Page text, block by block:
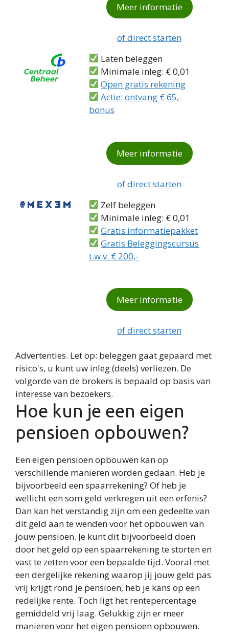
Meer informatie
of direct starten
Laten beleggen
Minimale inleg: € 0,01
Open gratis rekening
Actie: ontvang € 65,-
bonus
Meer informatie
of direct starten
Zelf beleggen
Minimale inleg: € 0,01
Gratis informatiepakket
Gratis Beleggingscursus
t.w.v. € 200,-
Meer informatie
of direct starten
Advertenties. Let op: beleggen gaat gepaard met
risico's, u kunt uw inleg (deels) verliezen. De
volgorde van de brokers is bepaald op basis van
interesse van bezoekers.
Hoe kun je een eigen
pensioen opbouwen?
Een eigen pensioen opbouwen kan op
verschillende manieren worden gedaan. Heb je
bijvoorbeeld een spaarrekening? Of heb je
wellicht een som geld verkregen uit een erfenis?
Dan kan het verstandig zijn om een gedeelte van
dit geld aan te wenden voor het opbouwen van
jouw pensioen. Je kunt dit bijvoorbeeld doen
door het geld op een spaarrekening te storten en
vast te zetten voor een bepaalde tijd. Vooral met
een dergelijke rekening waarop jij jouw geld pas
vrij krijgt rond je pensioen, heb je kans op een
redelijke rente. Toch ligt het rentepercentage
gemiddeld vrij laag. Gelukkig zijn er meer
manieren voor het eigen pensioen opbouwen.